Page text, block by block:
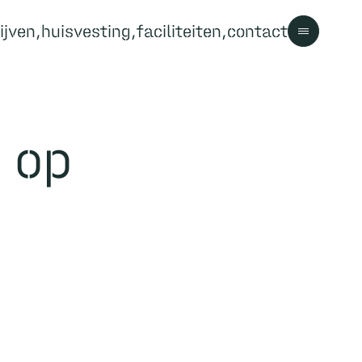
huisvesting faciliteiten contact
Contact